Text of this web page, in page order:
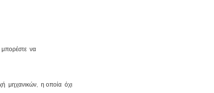
μπορέστε να
μηχανικών, η οποία όχι